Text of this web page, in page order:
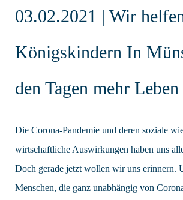
03.02.2021 | Wir
Königskindern In
den Tagen mehr
Die Corona-Pandemie und deren soziale
wirtschaftliche Auswirkungen haben uns
Doch gerade jetzt wollen wir uns erinnern.
Menschen, die ganz unabhängig von